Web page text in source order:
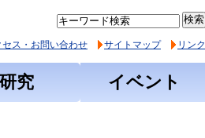
セス・お問い合わせ サイトマップ リンク
研究 イベント